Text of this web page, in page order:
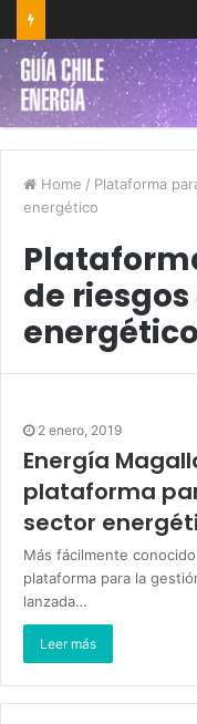
Home / Plataforma
energético
de
energético
2 enero, 2019
Energía
plataforma
sector
Más fácilmente
plataforma para la
lanzada…
Leer más